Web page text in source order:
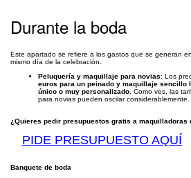
Durante la boda
Este apartado se refiere a los gastos que se generan
mismo día de la celebración.
Peluquería y maquillaje para novias: Los
euros para un peinado y maquillaje sencillo
único o muy personalizado . Como ves, las
para novias pueden oscilar considerablemente.
¿Quieres pedir presupuestos gratis a maquilladoras
PIDE PRESUPUESTO AQUÍ
Banquete de boda